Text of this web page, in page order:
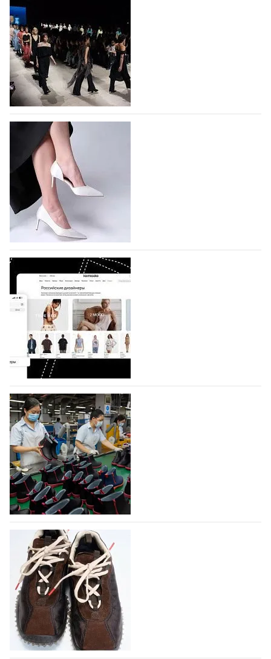
На участие в Московской неделе моды
подано 1047 заявок
На участие в седьмой Московской неделе моды,
которая пройдет в российской столице с 26 сентября
по 1 октября, уже подано 1047 заявок. Примерно
половину из них (494) прислали дизайнеры,
коллекции которых не были представлены в…
07.08.2026 856
BALLINA представит свои новинки на Euro
Shoes
Компания BALLINA Guangzhou Lihuang Footwear
Co., Ltd., основанная в 2011 году и расположенная в
Гуанчжоу, столице моды Китая, является
профессиональной обувной компанией,
объединяющей разработку, производство и…
07.08.2026 726
На платформе Lamoda - новый раздел и
условия продвижения локальных
дизайнерских марок
Российский маркетплейс Lamoda решил обновить
раздел для продажи продукции локальных
дизайнерских марок одежды, обуви и аксессуаров.
Бренды также получат маркетинговую…
06.08.2026 912
Объем мирового производства обуви в
2025 году практически не увеличился
В 2025 году мировое производство обуви
практически не изменилось, зафиксировав
незначительный рост на 0,1% до 24,6 млрд пар, -
данные опубликованы в аналитическом вестнике
«Всемирный ежегодник обуви 2026», Португальской